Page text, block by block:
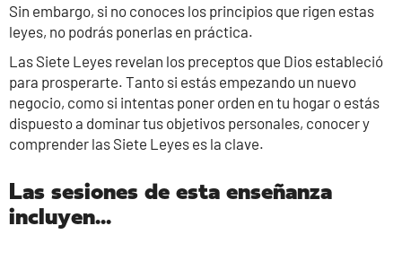
Sin embargo, si no conoces los principios que rigen estas
leyes, no podrás ponerlas en práctica.
Las Siete Leyes revelan los preceptos que Dios estableció
para prosperarte. Tanto si estás empezando un nuevo
negocio, como si intentas poner orden en tu hogar o estás
dispuesto a dominar tus objetivos personales, conocer y
comprender las Siete Leyes es la clave.
Las sesiones de esta enseñanza
incluyen...